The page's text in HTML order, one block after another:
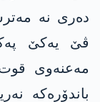
دەری نە
ڤێ یەکێ
مەعنەوی
باندۆرەکە